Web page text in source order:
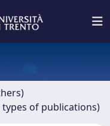
of publications)